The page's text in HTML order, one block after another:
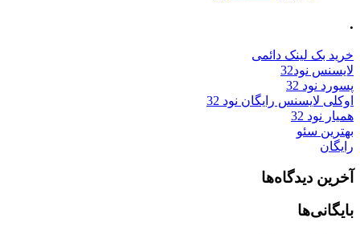
.
خرید بک لینک دائمی
لایسنس نود32
پسورد نود 32
اوکلی لایسنس رایگان نود 32
همیار نود 32
بهترین سئو
رایگان
آخرین دیدگاه‌ها
بایگانی‌ها